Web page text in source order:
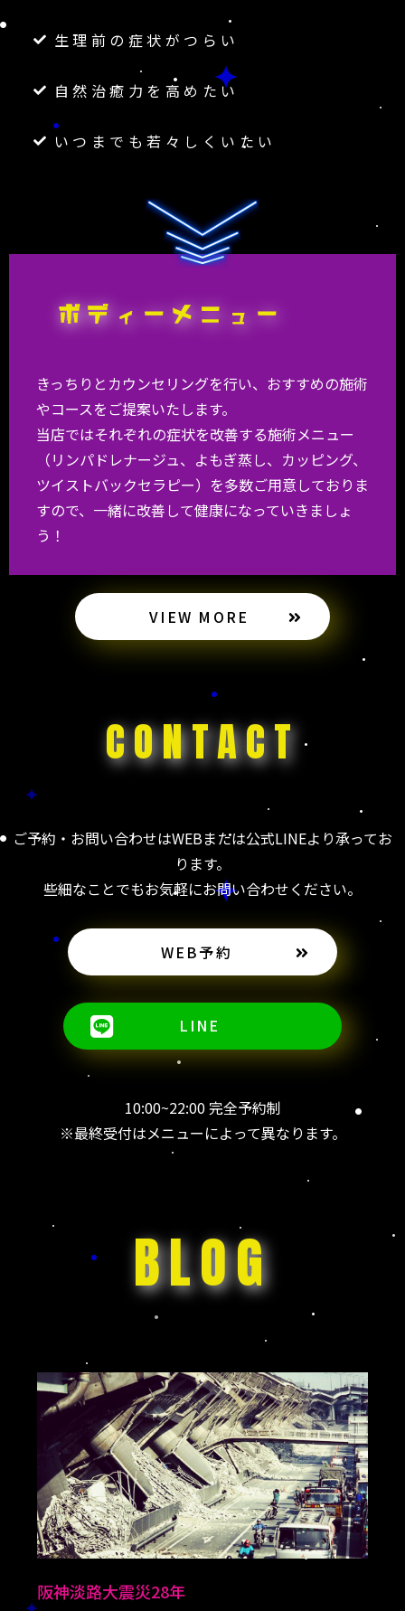
生理前の症状がつらい
自然治癒力を高めたい
いつまでも若々しくいたい
きっちりとカウンセリングを行い、おすすめの施術
やコースをご提案いたします。
当店ではそれぞれの症状を改善する施術メニュー
（リンパドレナージュ、よもぎ蒸し、カッピング、
ツイストバックセラピー）を多数ご用意しておりま
すので、一緒に改善して健康になっていきましょ
う！
VIEW MORE
CONTACT
ご予約・お問い合わせはWEBまたは公式LINEより承ってお
ります。
些細なことでもお気軽にお問い合わせください。
WEB予約
LINE
10:00~22:00 完全予約制
※最終受付はメニューによって異なります。
BLOG
阪神淡路大震災28年